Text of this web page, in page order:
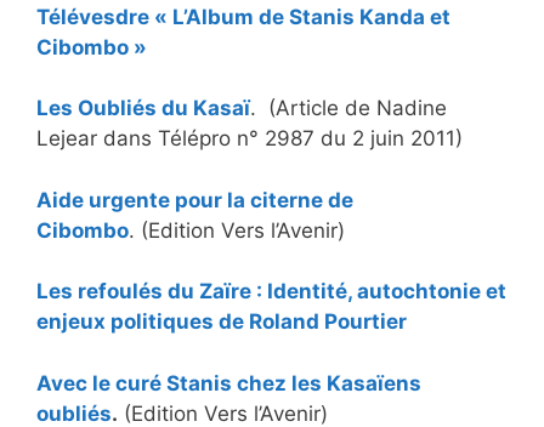
Télévesdre « L’Album de Stanis Kanda et
Cibombo »
Les Oubliés du Kasaï. (Article de Nadine
Lejear dans Télépro n° 2987 du 2 juin 2011)
Aide urgente pour la citerne de
Cibombo. (Edition Vers l’Avenir)
Les refoulés du Zaïre : Identité, autochtonie et
enjeux politiques de Roland Pourtier
Avec le curé Stanis chez les Kasaïens
oubliés. (Edition Vers l’Avenir)